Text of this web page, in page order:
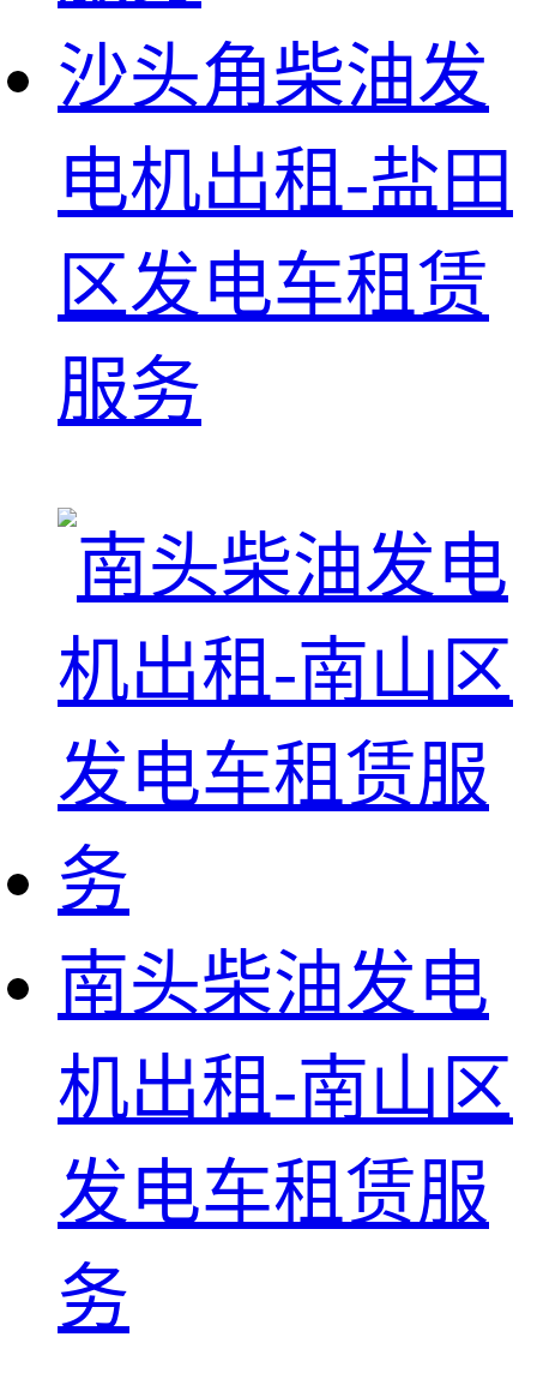
沙头角柴油发
电机出租-盐田
区发电车租赁
服务
南头柴油发电
机出租-南山区
发电车租赁服
务